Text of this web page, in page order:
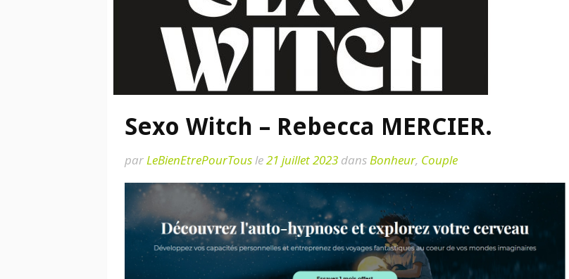
Sexo Witch – Rebecca MERCIER.
parLeBienEtrePourTousle21 juillet 2023 dansBonheur, Couple